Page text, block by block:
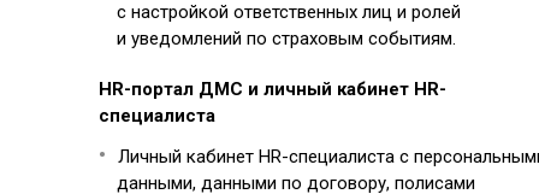
с настройкой ответственных лиц и ролей
и уведомлений по страховым событиям.
HR-портал ДМС и личный кабинет HR-
специалиста
Личный кабинет HR-специалиста с
данными, данными по договору, полисами